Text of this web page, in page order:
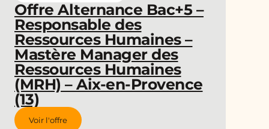
Offre Alternance Bac+5 –
Responsable des
Ressources Humaines –
Mastère Manager des
Ressources Humaines
(MRH) – Aix-en-Provence
(13)
Voir l'offre